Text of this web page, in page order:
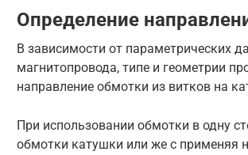
Определение
В зависимости от параметрических
магнитопровода, типе и геометрии
направление обмотки из витков на
При использовании обмотки в одну
обмотки катушки или же с